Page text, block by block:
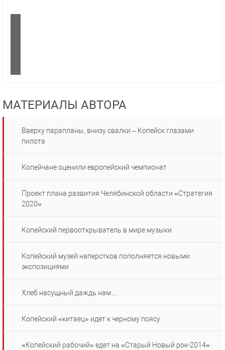
МАТЕРИАЛЫ АВТОРА
Вверху парапланы, внизу свалки – Копейск глазами
пилота
Копейчане оценили европейский чемпионат
Проект плана развития Челябинской области «Стратегия
2020»
Копейский первооткрыватель в мире музыки
Копейский музей наперстков пополняется новыми
экспозициями
Хлеб насущный даждь нам…
Копейский «китаец» идет к черному поясу
«Копейский рабочий» едет на «Старый Новый рок-2014»